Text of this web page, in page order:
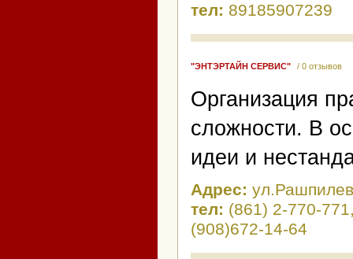
тел: 89185907239
"ЭНТЭРТАЙН СЕРВИС" / 0 отзывов
Организация
сложности. В
идеи и
Адрес:
тел: (861) 2-770-
(908)672-14-64